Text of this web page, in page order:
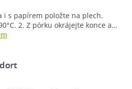
i s papírem položte na plech.
2. Z pórku okrájejte konce a…